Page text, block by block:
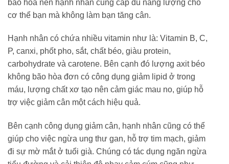
bão hòa nên hạnh nhân cung cấp đủ năng lượng cho
cơ thể bạn mà không làm bạn tăng cân.
Hạnh nhân có chứa nhiều vitamin như là: Vitamin B, C,
P, canxi, phốt pho, sắt, chất béo, giàu protein,
carbohydrate và carotene. Bên cạnh đó lượng axit béo
không bão hòa đơn có công dụng giảm lipid ở trong
máu, lượng chất xơ tạo nên cảm giác mau no, giúp hỗ
trợ việc giảm cân một cách hiệu quả.
Bên cạnh công dụng giảm cân, hạnh nhân cũng có thể
giúp cho việc ngừa ung thư gan, hỗ trợ tim mạch, giảm
đi sự mờ mắt ở tuổi già. Chúng có tác dụng ngăn ngừa